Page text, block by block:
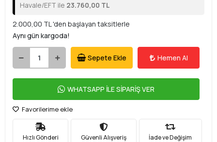
Havale/EFT ile 23.760,00 TL
2.000,00 TL 'den başlayan taksitlerle
Aynı gün kargoda!
Sepete Ekle Hemen Al
WHATSAPP İLE SİPARİŞ VER
Favorilerime ekle
Hızlı Gönderi Güvenli Alışveriş İade ve Değişim